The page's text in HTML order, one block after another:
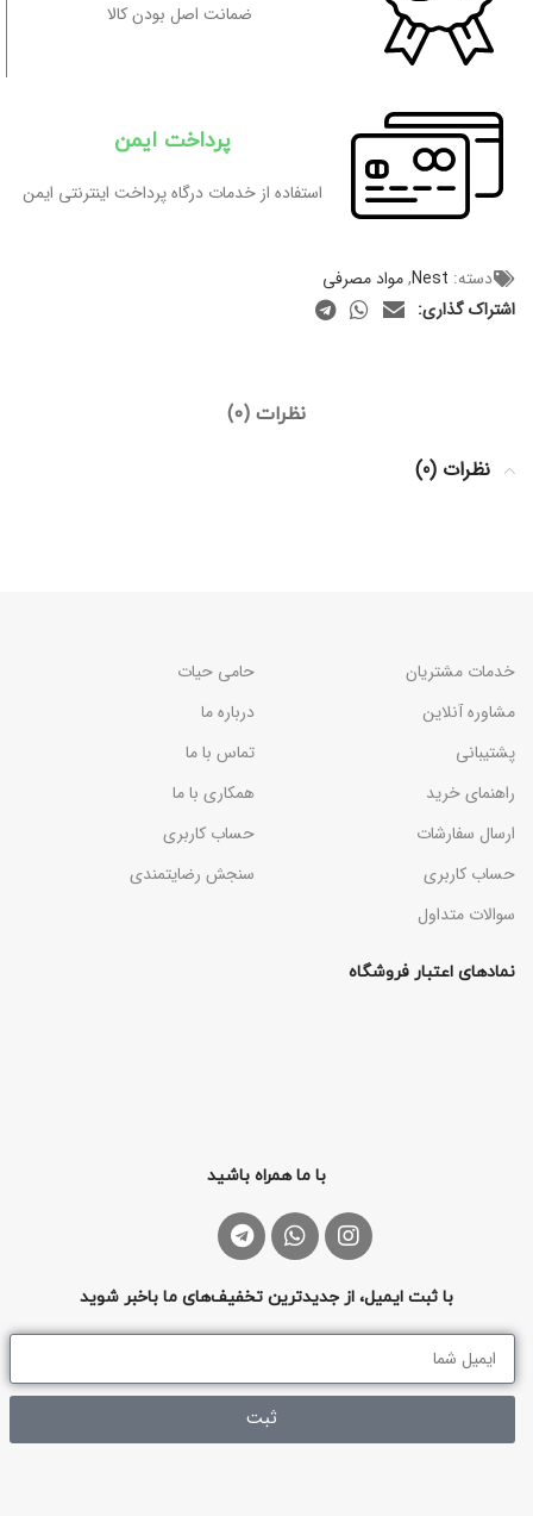
ضمانت اصل بودن کالا
پرداخت ایمن
استفاده از خدمات درگاه پرداخت اینترنتی ایمن
دسته: Nest
,مواد مصرفی
اشتراک گذاری:
نظرات (0)
نظرات (0)
خدمات مشتریان
مشاوره آنلاین
پشتیبانی
راهنمای خرید
ارسال سفارشات
حساب کاربری
سوالات متداول
حامی حیات
درباره ما
تماس با ما
همکاری با ما
حساب کاربری
سنجش رضایتمندی
نمادهای اعتبار فروشگاه
با ما همراه باشید
با ثبت ایمیل، از جدیدترین تخفیف‌های ما باخبر شوید
ثبت